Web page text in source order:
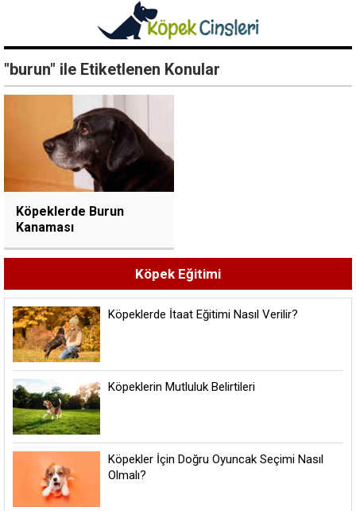
"burun" ile Etiketlenen Konular
Köpeklerde Burun
Kanaması
Köpek Eğitimi
Köpeklerde İtaat Eğitimi Nasıl Verilir?
Köpeklerin Mutluluk Belirtileri
Köpekler İçin Doğru Oyuncak Seçimi Nasıl
Olmalı?